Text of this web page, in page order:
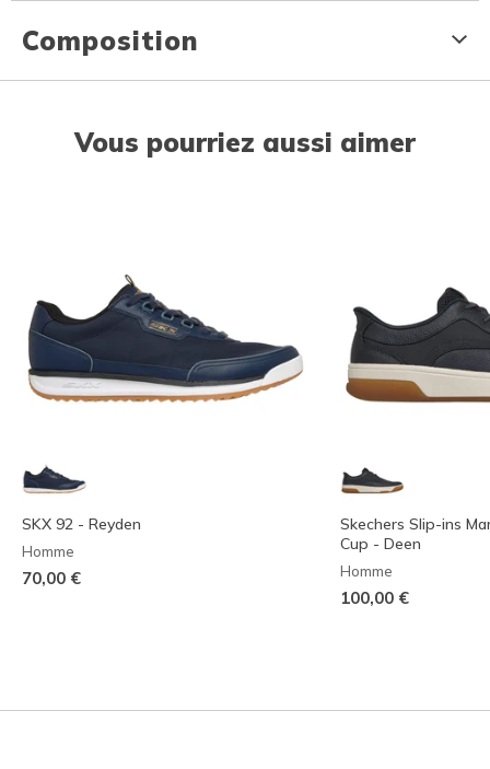
Composition
Vous pourriez aussi aimer
SKX 92 - Reyden
Homme
70,00 €
Skechers Slip-ins
Cup - Deen
Homme
100,00 €